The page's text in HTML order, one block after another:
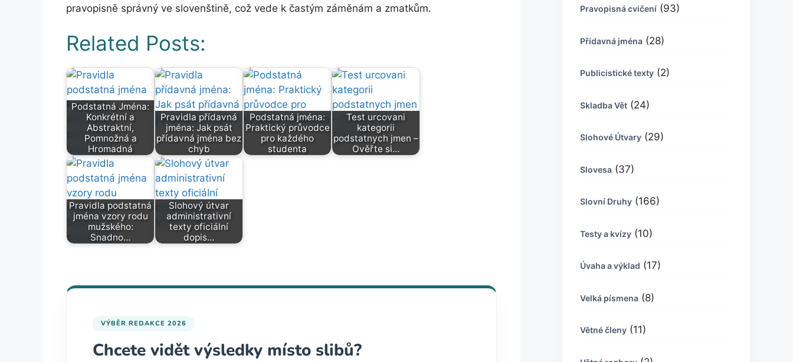
pravopisně správný ve slovenštině, což vede k častým záměnám a zmatkům.
Related Posts:
Podstatná Jména:
Konkrétní a
Abstraktní,
Pomnožná a
Hromadná
Pravidla přídavná
jména: Jak psát
přídavná jména bez
chyb
Podstatná jména:
Praktický průvodce
pro každého
studenta
Test urcovani
kategorii
podstatnych jmen –
Ověřte si…
Pravidla podstatná
jména vzory rodu
mužského:
Snadno…
Slohový útvar
administrativní
texty oficiální
dopis…
VÝBĚR REDAKCE 2026
Chcete vidět výsledky místo slibů?
Pravopisná cvičení (93)
Přídavná jména (28)
Publicistické texty (2)
Skladba Vět (24)
Slohové Útvary (29)
Slovesa (37)
Slovní Druhy (166)
Testy a kvízy (10)
Úvaha a výklad (17)
Velká písmena (8)
Větné členy (11)